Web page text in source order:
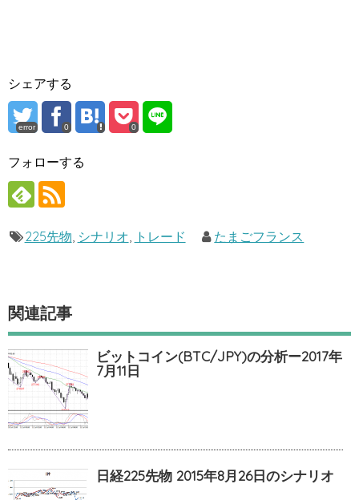
シェアする
error 0 0
フォローする
225先物, シナリオ, トレード たまごフランス
関連記事
ビットコイン(BTC/JPY)の分析ー2017年
7月11日
日経225先物 2015年8月26日のシナリオ